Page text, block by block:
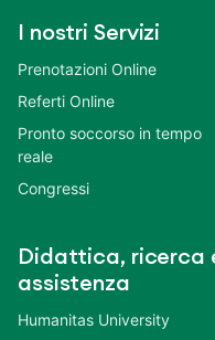
I nostri Servizi
Prenotazioni Online
Referti Online
Pronto soccorso in tempo
reale
Congressi
Didattica, ricerca
assistenza
Humanitas University